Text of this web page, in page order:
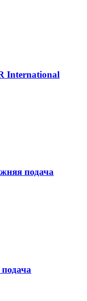
International
подача